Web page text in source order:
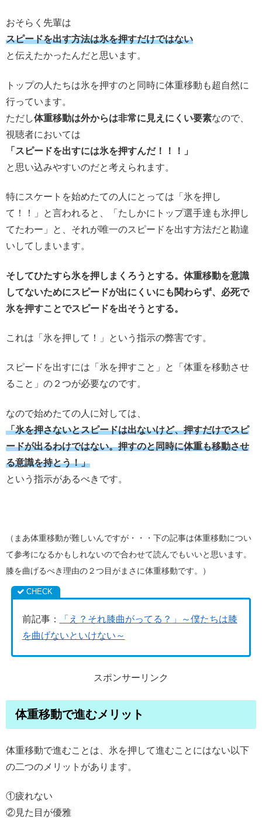
おそらく先輩は
スピードを出す方法は氷を押すだけではない
と伝えたかったんだと思います。
トップの人たちは氷を押すのと同時に体重移動も超自然に
行っています。
ただし体重移動は外からは非常に見えにくい要素なので、
視聴者においては
「スピードを出すには氷を押すんだ！！！」
と思い込みやすいのだと考えられます。
特にスケートを始めたての人にとっては「氷を押し
て！！」と言われると、「たしかにトップ選手達も氷押し
てたわー」と、それが唯一のスピードを出す方法だと勘違
いしてしまいます。
そしてひたすら氷を押しまくろうとする。体重移動を意識
してないためにスピードが出にくいにも関わらず、必死で
氷を押すことでスピードを出そうとする。
これは「氷を押して！」という指示の弊害です。
スピードを出すには「氷を押すこと」と「体重を移動させ
ること」の２つが必要なのです。
なので始めたての人に対しては、
「氷を押さないとスピードは出ないけど、押すだけでスピ
ードが出るわけではない。押すのと同時に体重も移動させ
る意識を持とう！」
という指示があるべきです。
（まあ体重移動が難しいんですが・・・下の記事は体重移動につい
て参考になるかもしれないので合わせて読んでもいいと思います。
膝を曲げるべき理由の２つ目がまさに体重移動です。）
前記事：
「え？それ膝曲がってる？」～僕たちは膝
を曲げないといけない～
スポンサーリンク
体重移動で進むメリット
体重移動で進むことは、氷を押して進むことにはない以下
の二つのメリットがあります。
①疲れない
②見た目が優雅